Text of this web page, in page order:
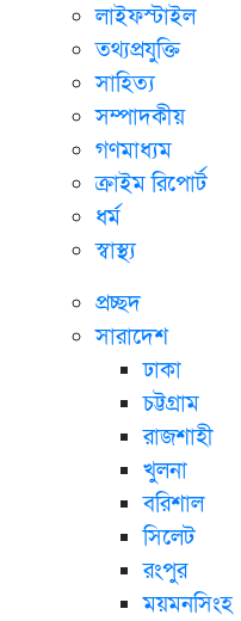
লাইফস্টাইল
তথ্যপ্রযুক্তি
সাহিত্য
সম্পাদকীয়
গণমাধ্যম
ক্রাইম রিপোর্ট
ধর্ম
স্বাস্থ্য
প্রচ্ছদ
সারাদেশ
ঢাকা
চট্টগ্রাম
রাজশাহী
খুলনা
বরিশাল
সিলেট
রংপুর
ময়মনসিংহ